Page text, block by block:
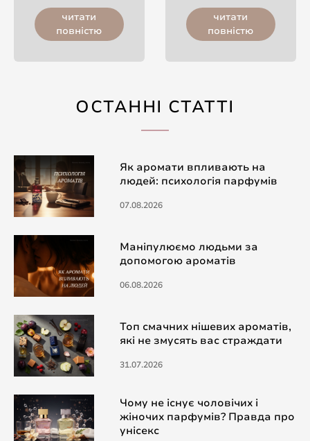
читати
повністю
читати
повністю
ОСТАННІ СТАТТІ
Як аромати впливають на
людей: психологія парфумів
07.08.2026
Маніпулюємо людьми за
допомогою ароматів
06.08.2026
Топ смачних нішевих ароматів,
які не змусять вас страждати
31.07.2026
Чому не існує чоловічих і
жіночих парфумів? Правда про
унісекс